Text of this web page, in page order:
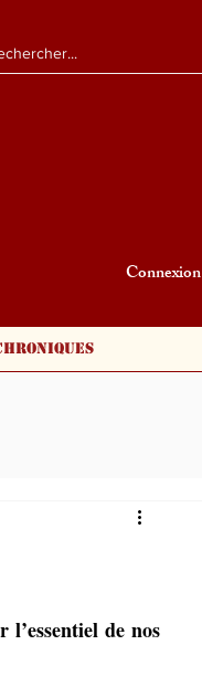
Connexion
de nos